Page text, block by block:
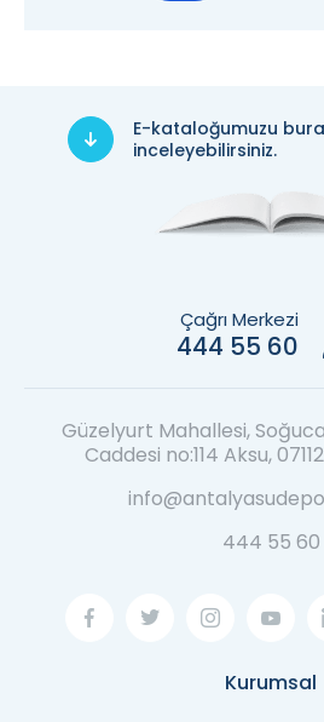
E-kataloğumuzu
inceleyebilirsiniz.
Çağrı Merkezi
444 55 60
Güzelyurt Mahallesi,
Caddesi no:114 Aksu,
444 55 60
Kurumsal